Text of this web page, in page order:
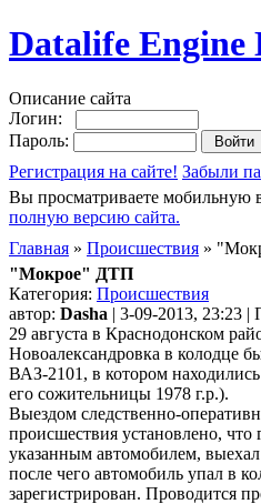
Datalife Engine
Описание сайта
Логин:
Пароль:
Регистрация на сайте! Забыли
Вы просматриваете мобильную
полную версию сайта.
Главная » Происшествия »
"Мокрое" ДТП
Категория: Происшествия
автор: Dasha | 3-09-2013, 23:23 |
29 августа в Краснодонском
Новоалександровка в колодце
ВАЗ-2101, в котором
его сожительницы 1978 г.р.).
Выездом следственно-
происшествия установлено, что
указанным автомобилем,
после чего автомобиль упал в
зарегистрирован. Проводится